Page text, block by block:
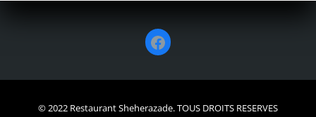
Facebook
© 2022 Restaurant Sheherazade. TOUS DROITS RESERVES